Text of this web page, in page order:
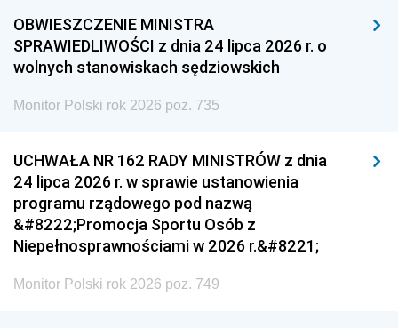
OBWIESZCZENIE MINISTRA
SPRAWIEDLIWOŚCI z dnia 24 lipca 2026 r. o
wolnych stanowiskach sędziowskich
Monitor Polski rok 2026 poz. 735
UCHWAŁA NR 162 RADY MINISTRÓW z dnia
24 lipca 2026 r. w sprawie ustanowienia
programu rządowego pod nazwą
&#8222;Promocja Sportu Osób z
Niepełnosprawnościami w 2026 r.&#8221;
Monitor Polski rok 2026 poz. 749